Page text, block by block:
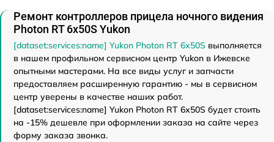
Ремонт контроллеров прицела ночного видения
Photon RT 6х50S Yukon
[dataset:services:name] Yukon Photon RT 6х50S выполняется
в нашем профильном сервисном центр Yukon в Ижевске
опытными мастерами. На все виды услуг и запчасти
предоставляем расширенную гарантию - мы в сервисном
центр уверены в качестве наших работ.
[dataset:services:name] Yukon Photon RT 6х50S будет стоить
на -15% дешевле при оформлении заказа на сайте через
форму заказа звонка.